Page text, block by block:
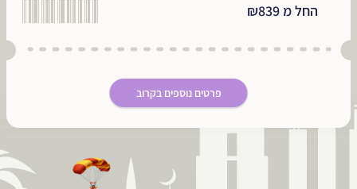
החל מ ₪839
פרטים נוספים בקרוב